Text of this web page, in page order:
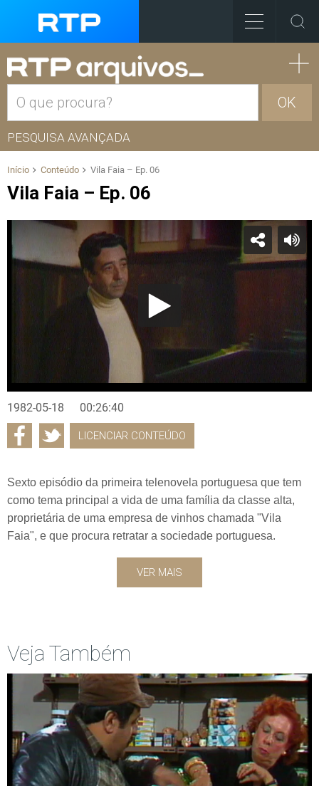
OK
PESQUISA AVANÇADA
Início Conteúdo Vila Faia – Ep. 06
Vila Faia – Ep. 06
1982-05-18 00:26:40
LICENCIAR CONTEÚDO
Sexto episódio da primeira telenovela portuguesa que tem
como tema principal a vida de uma família da classe alta,
proprietária de uma empresa de vinhos chamada "Vila
Faia", e que procura retratar a sociedade portuguesa.
VER MAIS
Veja Também